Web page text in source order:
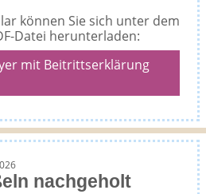
können Sie sich unter dem
Datei herunterladen:
mit Beitrittserklärung
nachgeholt